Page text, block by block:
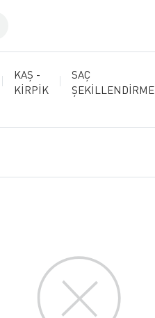
KAŞ -
KİRPİK
SAÇ
ŞEKİLLENDİRME